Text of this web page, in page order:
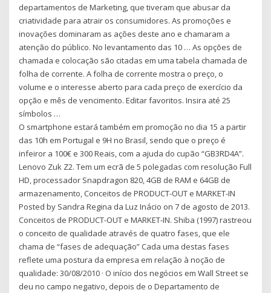
departamentos de Marketing, que tiveram que abusar da
criatividade para atrair os consumidores. As promoções e
inovações dominaram as ações deste ano e chamaram a
atenção do público. No levantamento das 10 … As opções de
chamada e colocação são citadas em uma tabela chamada de
folha de corrente. A folha de corrente mostra o preço, o
volume e o interesse aberto para cada preço de exercício da
opção e mês de vencimento. Editar favoritos. Insira até 25
símbolos …
O smartphone estará também em promoção no dia 15 a partir
das 10h em Portugal e 9H no Brasil, sendo que o preço é
infeiror a 100€ e 300 Reais, com a ajuda do cupão “GB3RD4A”.
Lenovo Zuk Z2. Tem um ecrã de 5 polegadas com resolução Full
HD, processador Snapdragon 820, 4GB de RAM e 64GB de
armazenamento, Conceitos de PRODUCT-OUT e MARKET-IN
Posted by Sandra Regina da Luz Inácio on 7 de agosto de 2013.
Conceitos de PRODUCT-OUT e MARKET-IN. Shiba (1997) rastreou
o conceito de qualidade através de quatro fases, que ele
chama de “fases de adequação” Cada uma destas fases
reflete uma postura da empresa em relação à noção de
qualidade: 30/08/2010 · O início dos negócios em Wall Street se
deu no campo negativo, depois de o Departamento de